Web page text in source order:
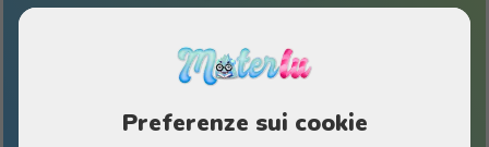
Preferenze sui cookie